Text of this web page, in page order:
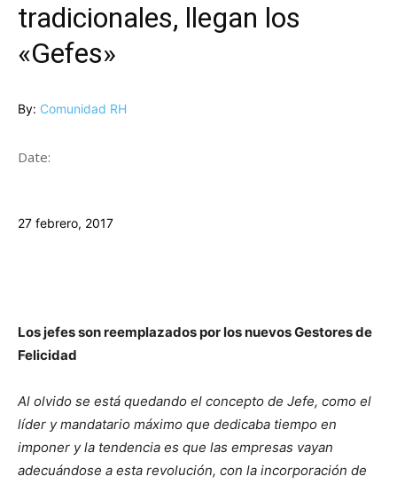
tradicionales, llegan los
«Gefes»
By: Comunidad RH
Date:
27 febrero, 2017
Los jefes son reemplazados porlosnuevos Gestores de
Felicidad
Al olvido se está quedando el concepto de Jefe, como el
líder y mandatario máximo que dedicaba tiempo en
imponer y la tendencia es que las empresas vayan
adecuándose a esta revolución, con la incorporación de